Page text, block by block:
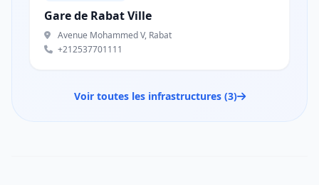
Gare de Rabat Ville
Avenue Mohammed V, Rabat
+212537701111
Voir toutes les infrastructures (3)